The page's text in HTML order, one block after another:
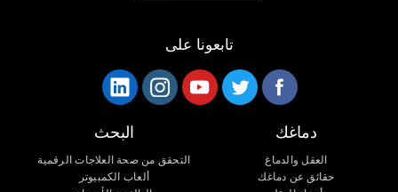
تابعونا على
دماغك
العقل والدماغ
حقائق عن دماغك
البحث
التحقق من صحة العلاجات الرقمية
ألعاب الكمبيوتر